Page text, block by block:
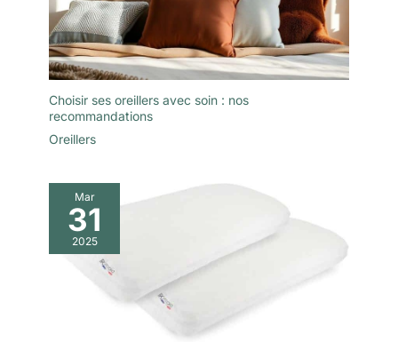
Choisir ses oreillers avec soin : nos
recommandations
Oreillers
Mar
31
2025